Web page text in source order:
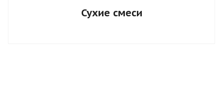
Сухие смеси